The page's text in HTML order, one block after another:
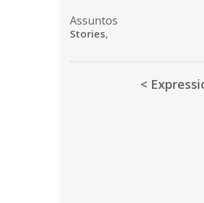
Assuntos
Stories,
<